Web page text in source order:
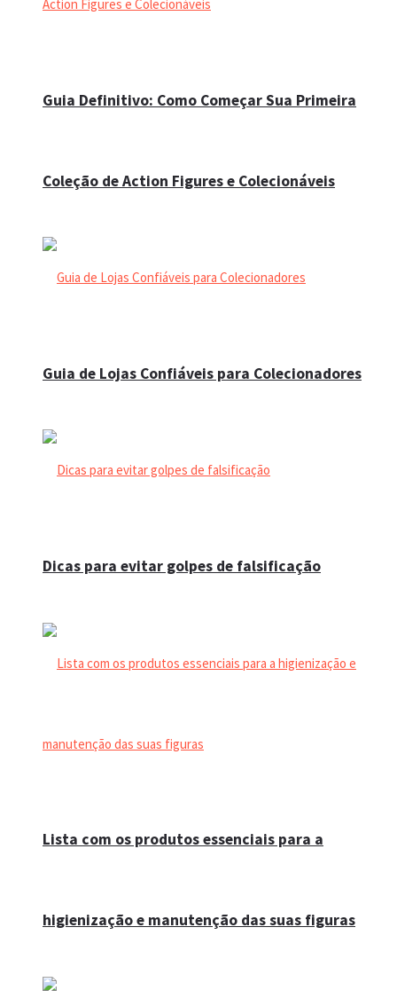
Guia Definitivo: Como Começar Sua Primeira
Coleção de Action Figures e Colecionáveis
Guia de Lojas Confiáveis para Colecionadores
Dicas para evitar golpes de falsificação
Lista com os produtos essenciais para a
higienização e manutenção das suas figuras